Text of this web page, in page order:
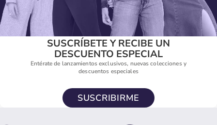
SUSCRÍBETE Y RECIBE UN
DESCUENTO ESPECIAL
Entérate de lanzamientos exclusivos, nuevas colecciones y
descuentos especiales
SUSCRIBIRME